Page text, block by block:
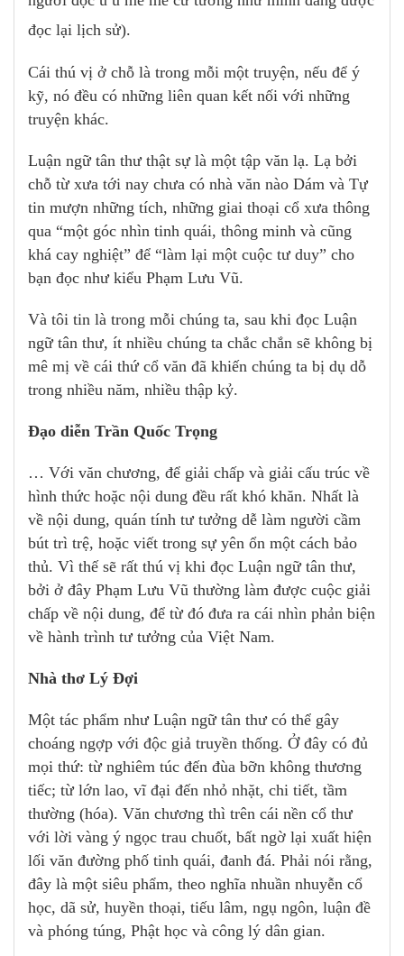
đọc lại lịch sử).
Cái thú vị ở chỗ là trong mỗi một truyện, nếu để ý
kỹ, nó đều có những liên quan kết nối với những
truyện khác.
Luận ngữ tân thư thật sự là một tập văn lạ. Lạ bởi
chỗ từ xưa tới nay chưa có nhà văn nào Dám và Tự
tin mượn những tích, những giai thoại cổ xưa thông
qua “một góc nhìn tinh quái, thông minh và cũng
khá cay nghiệt” để “làm lại một cuộc tư duy” cho
bạn đọc như kiểu Phạm Lưu Vũ.
Và tôi tin là trong mỗi chúng ta, sau khi đọc Luận
ngữ tân thư, ít nhiều chúng ta chắc chắn sẽ không bị
mê mị về cái thứ cổ văn đã khiến chúng ta bị dụ dỗ
trong nhiều năm, nhiều thập kỷ.
Đạo diễn Trần Quốc Trọng
… Với văn chương, để giải chấp và giải cấu trúc về
hình thức hoặc nội dung đều rất khó khăn. Nhất là
về nội dung, quán tính tư tưởng dễ làm người cầm
bút trì trệ, hoặc viết trong sự yên ổn một cách bảo
thủ. Vì thế sẽ rất thú vị khi đọc Luận ngữ tân thư,
bởi ở đây Phạm Lưu Vũ thường làm được cuộc giải
chấp về nội dung, để từ đó đưa ra cái nhìn phản biện
về hành trình tư tưởng của Việt Nam.
Nhà thơ Lý Đợi
Một tác phẩm như Luận ngữ tân thư có thể gây
choáng ngợp với độc giả truyền thống. Ở đây có đủ
mọi thứ: từ nghiêm túc đến đùa bỡn không thương
tiếc; từ lớn lao, vĩ đại đến nhỏ nhặt, chi tiết, tầm
thường (hóa). Văn chương thì trên cái nền cổ thư
với lời vàng ý ngọc trau chuốt, bất ngờ lại xuất hiện
lối văn đường phố tinh quái, đanh đá. Phải nói rằng,
đây là một siêu phẩm, theo nghĩa nhuần nhuyễn cổ
học, dã sử, huyền thoại, tiếu lâm, ngụ ngôn, luận đề
và phóng túng, Phật học và công lý dân gian.